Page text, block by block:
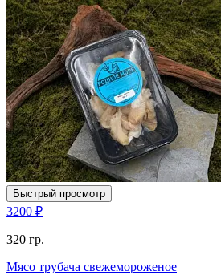
Быстрый просмотр
3200 ₽
320 гр.
Мясо трубача свежемороженое